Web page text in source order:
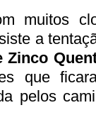
muitos
a
Zinco
que
pelos